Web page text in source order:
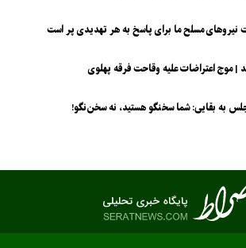
نیرو‌های مسلح ما برای پاسخ به هر تهدیدی پر است
| موج اعتراضات علیه وقاحت فرقه پهلوی
به بقایی: شما سخنگو هستید، نه سخن‌نگو!